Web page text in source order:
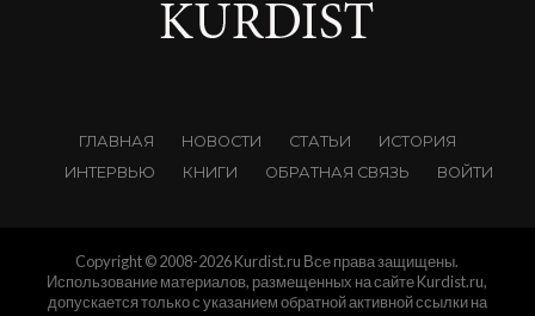
ГЛАВНАЯ НОВОСТИ СТАТЬИ
ИСТОРИЯ
ИНТЕРВЬЮ
КНИГИ ОБРАТНАЯ СВЯЗЬ ВОЙТИ
Copyright © 2008-2026 Kurdist.ru Все права защищены.
Использование материалов, размещенных на сайте Kurdist.ru,
допускается только с указанием обратной активной ссылки на